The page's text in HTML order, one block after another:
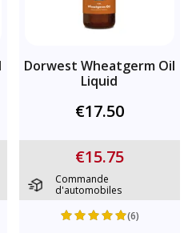
Dorwest Wheatgerm Oil
Liquid
€17.50
€15.75
Commande
d'automobiles
(6)